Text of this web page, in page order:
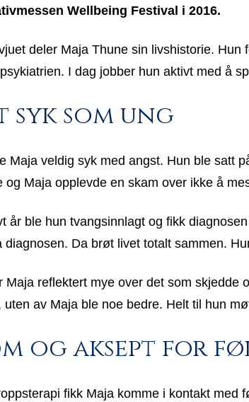
Wellbeing Festival i 2016.
deler Maja Thune sin livshistorie.
I dag jobber hun aktivt med å
syk som ung
Maja veldig syk med angst. Hun ble satt
og Maja opplevde en skam over ikke å
år ble hun tvangsinnlagt og fikk
diagnosen. Da brøt livet totalt sammen.
Maja reflektert mye over det som
uten av Maja ble noe bedre. Helt til hun
og aksept for
fikk Maja komme i kontakt